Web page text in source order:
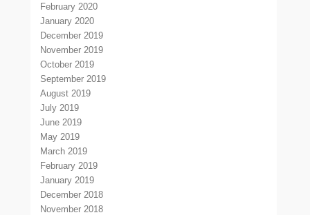
February 2020
January 2020
December 2019
November 2019
October 2019
September 2019
August 2019
July 2019
June 2019
May 2019
March 2019
February 2019
January 2019
December 2018
November 2018